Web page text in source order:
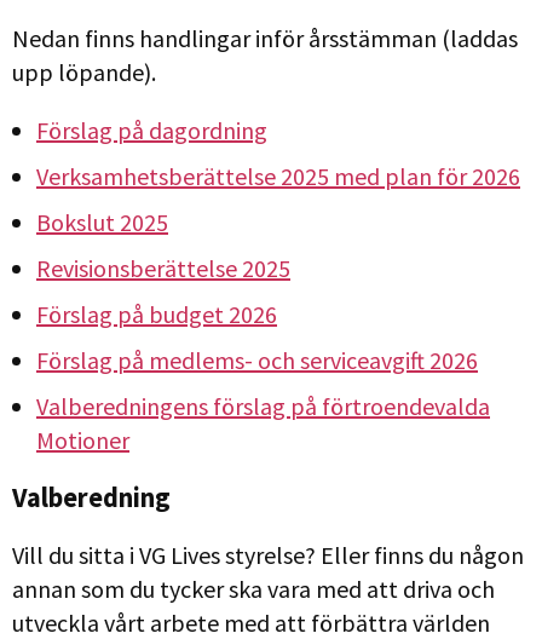
Nedan finns handlingar inför årsstämman (laddas
upp löpande).
Förslag på dagordning
Verksamhetsberättelse 2025 med plan för 2026
Bokslut 2025
Revisionsberättelse 2025
Förslag på budget 2026
Förslag på medlems- och serviceavgift 2026
Valberedningens förslag på förtroendevalda
Motioner
Valberedning
Vill du sitta i VG Lives styrelse? Eller finns du någon
annan som du tycker ska vara med att driva och
utveckla vårt arbete med att förbättra världen